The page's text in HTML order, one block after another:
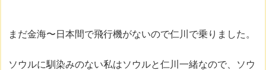
まだ金海〜日本間で飛行機がないので仁川で乗りました。
ソウルに馴染みのない私はソウルと仁川一緒なので、ソウ